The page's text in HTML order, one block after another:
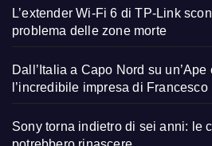
L’extender Wi-Fi 6 di TP-Link
problema delle zone morte
Dall’Italia a Capo Nord su un’Ape
l’incredibile impresa di Francesco
Sony torna indietro di sei anni: le